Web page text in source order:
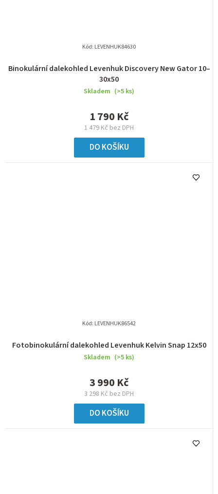
Binokulární dalekohled Levenhuk Discovery New Gator 10–
30x50
Skladem (>5 ks)
1 479 Kč bez DPH
1 790 Kč
DO KOŠÍKU
Kód: LEVENHUK84630
Fotobinokulární dalekohled Levenhuk Kelvin Snap 12x50
Skladem (>5 ks)
3 298 Kč bez DPH
3 990 Kč
DO KOŠÍKU
Kód: LEVENHUK86542